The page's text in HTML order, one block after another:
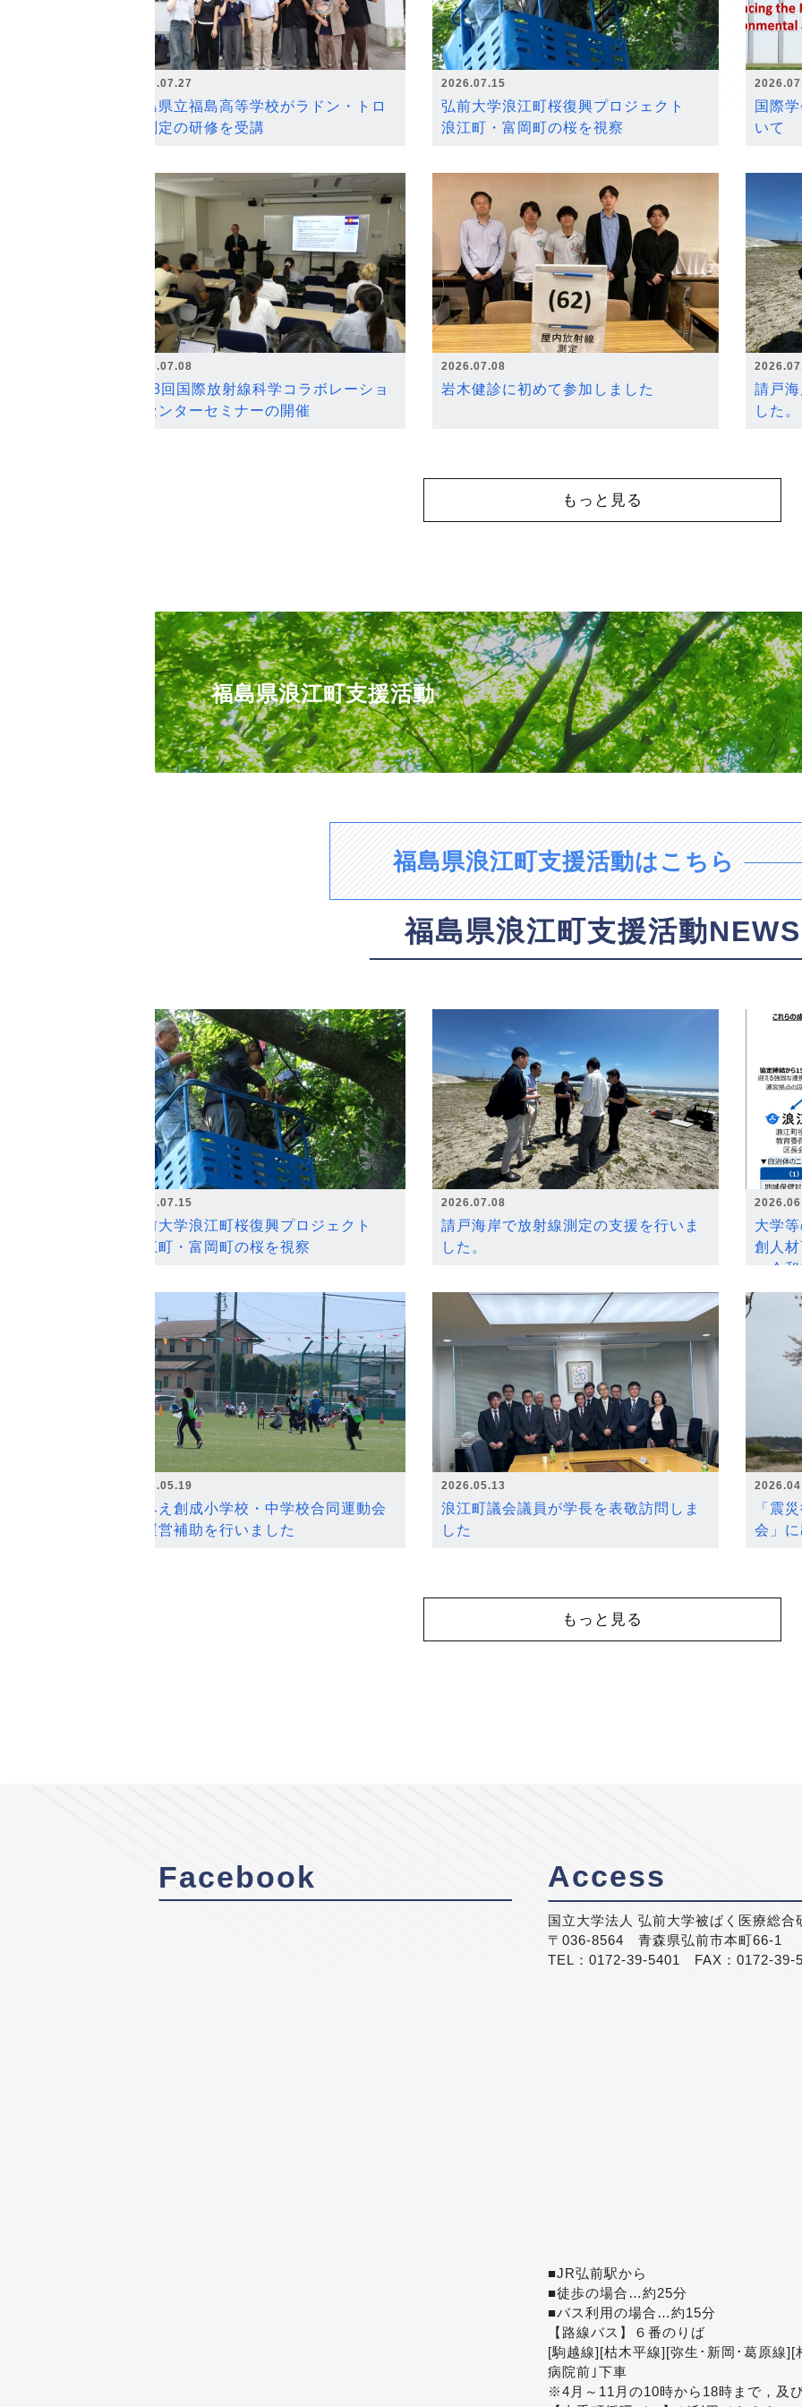
2026.07.27
福島県立福島高等学校がラドン・トロ
ン測定の研修を受講
2026.07.15
弘前大学浪江町桜復興プロジェクト
浪江町・富岡町の桜を視察
国際
いて
2026.07.08
第18回国際放射線科学コラボレーショ
ンセンターセミナーの開催
2026.07.08
岩木健診に初めて参加しました
請戸
した。
もっと見る
福島県浪江町支援活動
福島県浪江町支援活動はこちら
福島県浪江町支援活動NEWS
2026.07.15
弘前大学浪江町桜復興プロジェクト
浪江町・富岡町の桜を視察
2026.07.08
請戸海岸で放射線測定の支援を行いま
した。
大学
創人
～令
2026.05.19
なみえ創成小学校・中学校合同運動会
の運営補助を行いました
2026.05.13
浪江町議会議員が学長を表敬訪問しま
した
「震
会」
もっと見る
Facebook Access
国立大学法人 弘前大学被ばく医療総合
〒036-8564 青森県弘前市本町66-1
TEL：0172-39-5401 FAX：0172-39-
■JR弘前駅から
■徒歩の場合…約25分
■バス利用の場合…約15分
【路線バス】６番のりば
[駒越線][枯木平線][弥生･新岡･葛原線
病院前｣下車
※4月～11月の10時から18時まで，及